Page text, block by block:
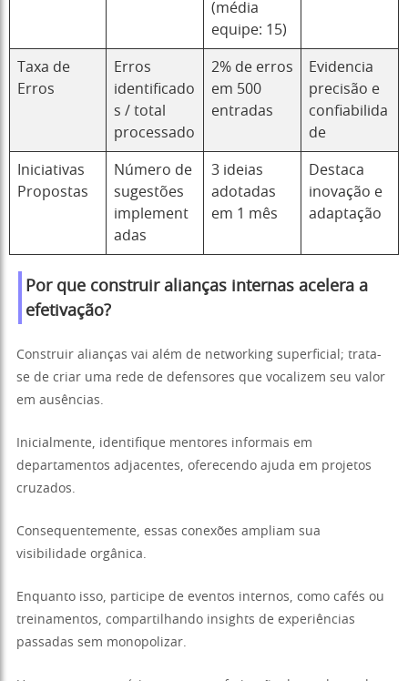
(média
equipe: 15)
Taxa de
Erros
Erros
identificado
s / total
processado
2% de erros
em 500
entradas
Evidencia
precisão e
confiabilida
de
Iniciativas
Propostas
Número de
sugestões
implement
adas
3 ideias
adotadas
em 1 mês
Destaca
inovação e
adaptação
Por que construir alianças internas acelera a
efetivação?
Construir alianças vai além de networking superficial; trata-
se de criar uma rede de defensores que vocalizem seu valor
em ausências.
Inicialmente, identifique mentores informais em
departamentos adjacentes, oferecendo ajuda em projetos
cruzados.
Consequentemente, essas conexões ampliam sua
visibilidade orgânica.
Enquanto isso, participe de eventos internos, como cafés ou
treinamentos, compartilhando insights de experiências
passadas sem monopolizar.